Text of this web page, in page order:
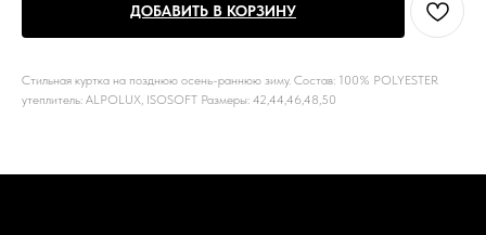
ДОБАВИТЬ В КОРЗИНУ
Стильная куртка на позднюю осень-раннюю зиму. Состав: 100% POLYESTER
утеплитель: ALPOLUX, ISOSOFT Размеры: 42,44,46,48,50